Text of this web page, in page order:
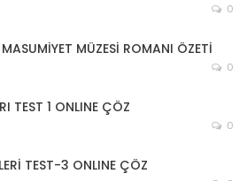
0
MÜZESİ ROMANI ÖZETİ
0
TEST 1 ONLINE ÇÖZ
0
TEST-3 ONLINE ÇÖZ